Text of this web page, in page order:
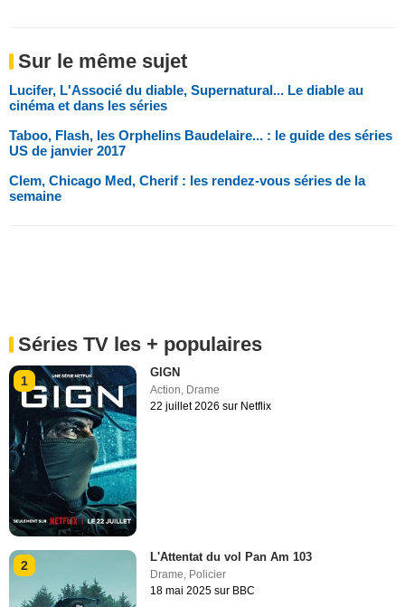
Sur le même sujet
Lucifer, L'Associé du diable, Supernatural... Le diable au
cinéma et dans les séries
Taboo, Flash, les Orphelins Baudelaire... : le guide des séries
US de janvier 2017
Clem, Chicago Med, Cherif : les rendez-vous séries de la
semaine
Séries TV les + populaires
1
GIGN
Action, Drame
22 juillet 2026 sur Netflix
2
L'Attentat du vol Pan Am 103
Drame Policier
18 mai 2025 sur BBC